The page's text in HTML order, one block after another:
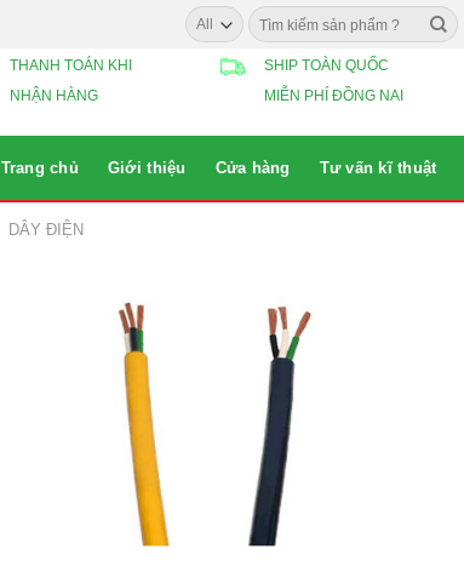
Search
for:
THANH TOÁN KHI
NHẬN HÀNG
SHIP TOÀN QUỐC
MIỄN PHÍ ĐỒNG NAI
Trang chủ Giới thiệu Cửa hàng Tư vấn kĩ thuật
DÂY ĐIỆN